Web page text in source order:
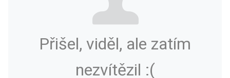
Přišel, viděl, ale zatím
nezvítězil :(